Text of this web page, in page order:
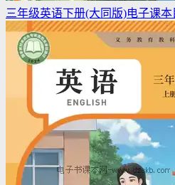
三年级英语下册(大同版)电子课